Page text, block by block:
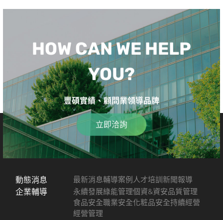
HOW CAN WE HELP
YOU?
豐碩實績、顧問業領導品牌
立即洽詢
動態消息 最新消息輔導案例 人才培訓新聞報導
企業輔導 永續發展綠能管理個資&資安品質管理
食品安全職業安全化粧品安全持續經營
經營管理